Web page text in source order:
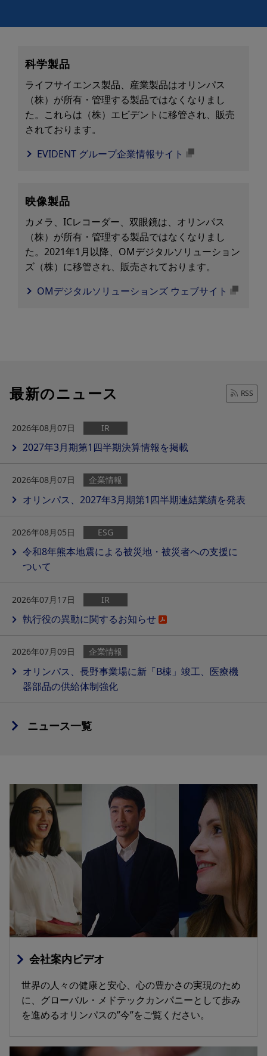
科学製品
ライフサイエンス製品、産業製品はオリンパス
（株）が所有・管理する製品ではなくなりまし
た。これらは（株）エビデントに移管され、販売
されております。
EVIDENT グループ企業情報サイト
映像製品
カメラ、ICレコーダー、双眼鏡は、オリンパス
（株）が所有・管理する製品ではなくなりまし
た。2021年1月以降、OMデジタルソリューション
ズ（株）に移管され、販売されております。
OMデジタルソリューションズ ウェブサイト
最新のニュース RSS
2026年08月07日 IR
2027年3月期第1四半期決算情報を掲載
2026年08月07日 企業情報
オリンパス、2027年3月期第1四半期連結業績を発表
2026年08月05日 ESG
令和8年熊本地震による被災地・被災者への支援に
ついて
2026年07月17日 IR
執行役の異動に関するお知らせ
2026年07月09日 企業情報
オリンパス、長野事業場に新「B棟」竣工、医療機
器部品の供給体制強化
ニュース一覧
会社案内ビデオ
世界の人々の健康と安心、心の豊かさの実現のため
に、グローバル・メドテックカンパニーとして歩み
を進めるオリンパスの”今”をご覧ください。